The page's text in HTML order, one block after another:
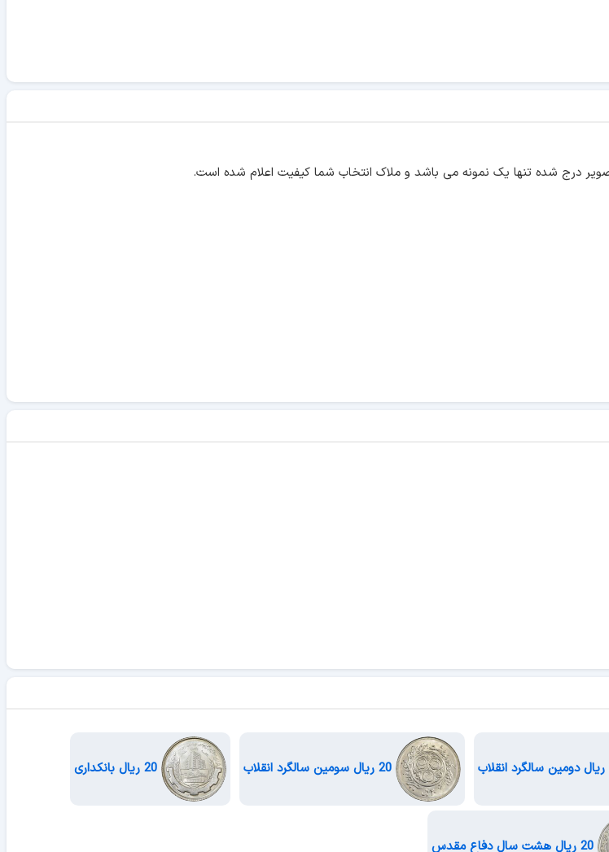
درج شده تنها یک نمونه می باشد و ملاک انتخاب شما کیفیت اعلام شده است.